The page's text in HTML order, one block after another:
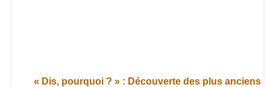
« Dis, pourquoi ? » : Découverte des plus anciens